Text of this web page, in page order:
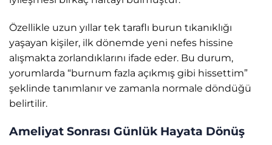
Özellikle uzun yıllar tek taraflı burun tıkanıklığı
yaşayan kişiler, ilk dönemde yeni nefes hissine
alışmakta zorlandıklarını ifade eder. Bu durum,
yorumlarda “burnum fazla açıkmış gibi hissettim”
şeklinde tanımlanır ve zamanla normale döndüğü
belirtilir.
Ameliyat Sonrası Günlük Hayata Dönüş